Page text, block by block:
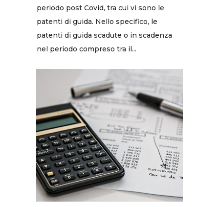
periodo post Covid, tra cui vi sono le
patenti di guida. Nello specifico, le
patenti di guida scadute o in scadenza
nel periodo compreso tra il...